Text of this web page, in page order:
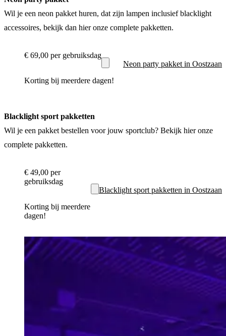
Wil je een neon pakket huren, dat zijn lampen inclusief blacklight
accessoires, bekijk dan hier onze complete pakketten.
€ 69,00 per gebruiksdag
Korting bij meerdere dagen!
Neon party pakket in Oostzaan
Blacklight sport pakketten
Wil je een pakket bestellen voor jouw sportclub? Bekijk hier onze
complete pakketten.
€ 49,00 per
gebruiksdag
Korting bij meerdere
dagen!
Blacklight sport pakketten in Oostzaan